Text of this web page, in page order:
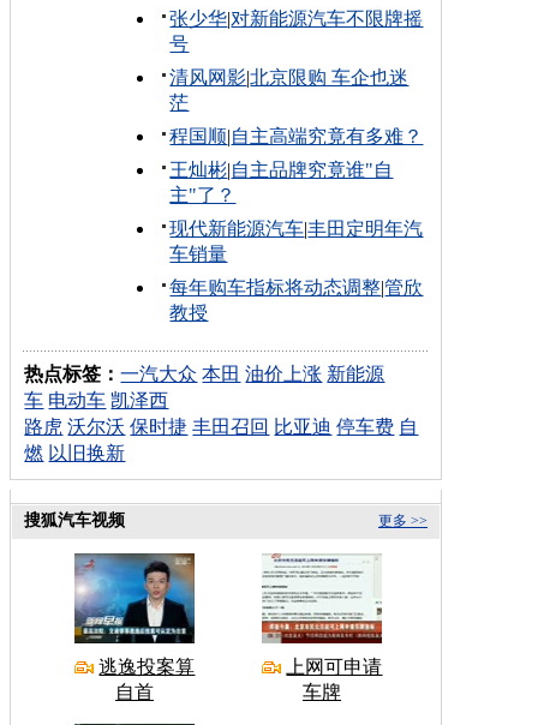
张少华|对新能源汽车不限牌摇
号
清风网影|北京限购 车企也迷
茫
程国顺|自主高端究竟有多难？
王灿彬|自主品牌究竟谁"自
主"了？
现代新能源汽车|丰田定明年汽
车销量
每年购车指标将动态调整|管欣
教授
热点标签：一汽大众 本田 油价上涨 新能源
车 电动车 凯泽西
路虎 沃尔沃 保时捷 丰田召回 比亚迪 停车费 自
燃 以旧换新
更多 >>
搜狐汽车视频
逃逸投案算
自首
上网可申请
车牌